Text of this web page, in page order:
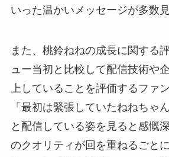
いった温かいメッセージが多数見
また、桃鈴ねねの成長に関する
ュー当初と比較して配信技術や
上していることを評価するファ
「最初は緊張していたねねちゃ
と配信している姿を見ると感慨
のクオリティが回を重ねるごと